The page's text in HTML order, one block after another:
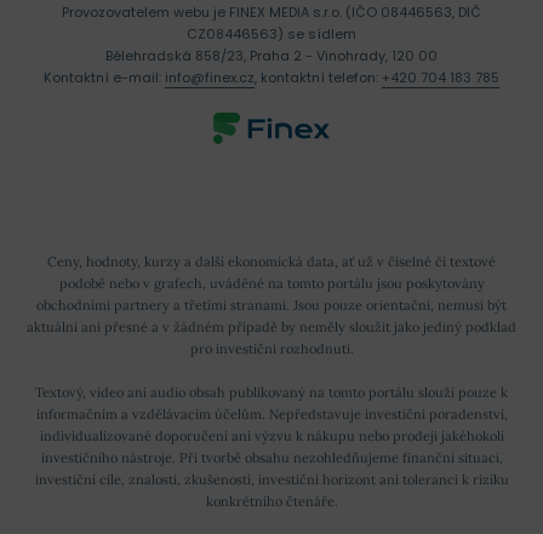
Ceny, hodnoty, kurzy a další ekonomická data, ať už v číselné či textové
podobě nebo v grafech, uváděné na tomto portálu jsou poskytovány
obchodními partnery a třetími stranami. Jsou pouze orientační, nemusí být
aktuální ani přesné a v žádném případě by neměly sloužit jako jediný podklad
pro investiční rozhodnutí.
Textový, video ani audio obsah publikovaný na tomto portálu slouží pouze k
informačním a vzdělávacím účelům. Nepředstavuje investiční poradenství,
individualizované doporučení ani výzvu k nákupu nebo prodeji jakéhokoli
investičního nástroje. Při tvorbě obsahu nezohledňujeme finanční situaci,
investiční cíle, znalosti, zkušenosti, investiční horizont ani toleranci k riziku
konkrétního čtenáře.
Provozovatelem webu je FINEX MEDIA s.r.o. (IČO 08446563, DIČ
CZ08446563) se sídlem
Bělehradská 858/23, Praha 2 - Vinohrady, 120 00
Kontaktní e-mail: info@finex.cz, kontaktní telefon: +420 704 183 785